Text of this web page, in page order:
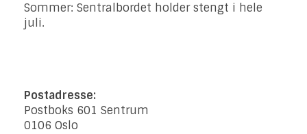
Sommer: Sentralbordet holder stengt i hele
juli.
Postadresse:
Postboks 601 Sentrum
0106 Oslo